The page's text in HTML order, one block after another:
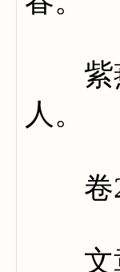
紫燕
人。
卷
文章